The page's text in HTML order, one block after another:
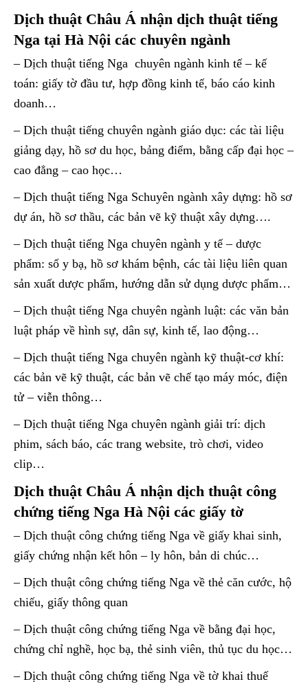
Dịch thuật Châu Á nhận dịch thuật tiếng
Nga tại Hà Nội các chuyên ngành
– Dịch thuật tiếng Nga chuyên ngành kinh tế – kế
toán: giấy tờ đầu tư, hợp đồng kinh tế, báo cáo kinh
doanh…
– Dịch thuật tiếng chuyên ngành giáo dục: các tài liệu
giảng dạy, hồ sơ du học, bảng điểm, bằng cấp đại học –
cao đẳng – cao học…
– Dịch thuật tiếng Nga Schuyên ngành xây dựng: hồ sơ
dự án, hồ sơ thầu, các bản vẽ kỹ thuật xây dựng….
– Dịch thuật tiếng Nga chuyên ngành y tế – dược
phẩm: sổ y bạ, hồ sơ khám bệnh, các tài liệu liên quan
sản xuất dược phẩm, hướng dẫn sử dụng dược phẩm…
– Dịch thuật tiếng Nga chuyên ngành luật: các văn bản
luật pháp về hình sự, dân sự, kinh tế, lao động…
– Dịch thuật tiếng Nga chuyên ngành kỹ thuật-cơ khí:
các bản vẽ kỹ thuật, các bản vẽ chế tạo máy móc, điện
tử – viễn thông…
– Dịch thuật tiếng Nga chuyên ngành giải trí: dịch
phim, sách báo, các trang website, trò chơi, video
clip…
Dịch thuật Châu Á nhận dịch thuật công
chứng tiếng Nga Hà Nội các giấy tờ
– Dịch thuật công chứng tiếng Nga về giấy khai sinh,
giấy chứng nhận kết hôn – ly hôn, bản di chúc…
– Dịch thuật công chứng tiếng Nga về thẻ căn cước, hộ
chiếu, giấy thông quan
– Dịch thuật công chứng tiếng Nga về bằng đại học,
chứng chỉ nghề, học bạ, thẻ sinh viên, thủ tục du học…
– Dịch thuật công chứng tiếng Nga về tờ khai thuế